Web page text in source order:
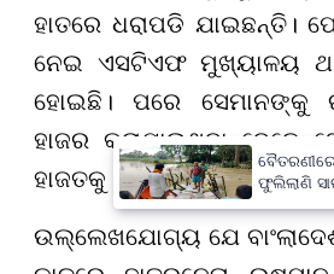
ହାତରେ ଧରାପଡି ଯାଇଛନ୍ତି।
ନେଇ ଏସଟିଏଫ ମୁଖ୍ୟାଳୟ
ହୋଇଛି। ପରେ ସେମାନଙ୍କୁ
ହାଜର କରାଯାଇଥିବା ବେଳେ
ହାଜତକୁ ପଠାଇ ଦିଆଯାଇଛି।
ଉଲ୍ଲେଖଯୋଗ୍ୟ ଯେ
ଫୁଲିଲାଣି